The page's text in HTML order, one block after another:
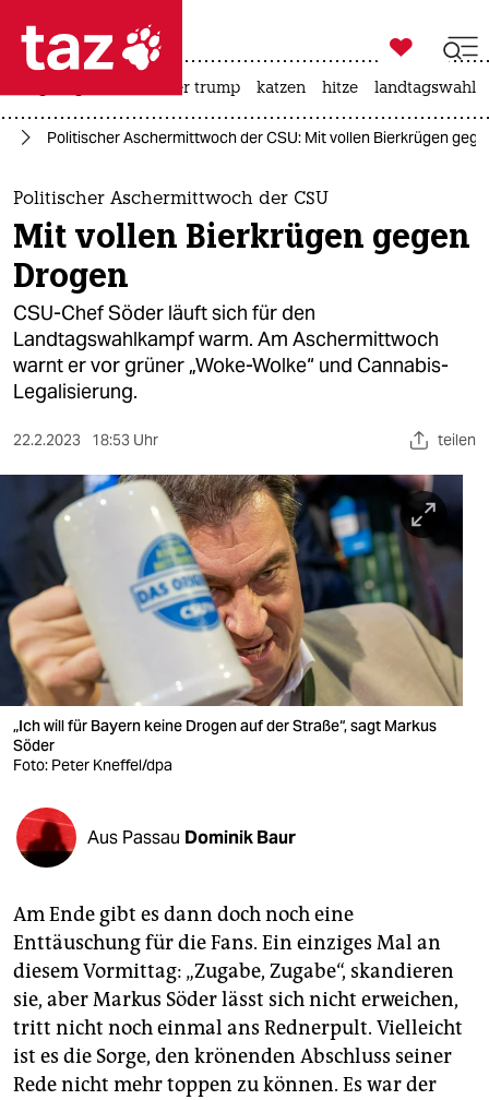
 taz zahl ich
taz zahl ich
themen
politik
öko
gesellschaft
kultur
sport
berlin
nord
wahrheit
verlag
verlag
veranstaltungen
shop
fragen & hilfe
unterstützen
genossenschaft
epaper login

taz zahl ich
usa unter trump katzen hitze landtagswahl
Politischer Aschermittwoch der CSU: Mit vollen Bierkrügen
Politischer Aschermittwoch der CSU
Mit vollen Bierkrügen gegen
Drogen
CSU-Chef Söder läuft sich für den
Landtagswahlkampf warm. Am Ascher­mittwoch
warnt er vor grüner „Woke-Wolke“ und Cannabis-
Legalisierung.
22.2.2023 18:53 Uhr teilen
„Ich will für Bayern keine Drogen auf der Straße“, sagt Markus
Söder
Foto: Peter Kneffel/dpa
Aus Passau Dominik Baur
Am Ende gibt es dann doch noch eine
Enttäuschung für die Fans. Ein einziges Mal an
diesem Vormittag: „Zugabe, Zugabe“, skandieren
sie, aber Markus Söder lässt sich nicht erweichen,
tritt nicht noch einmal ans Rednerpult. Vielleicht
ist es die Sorge, den krönenden Abschluss seiner
Rede nicht mehr toppen zu können. Es war der